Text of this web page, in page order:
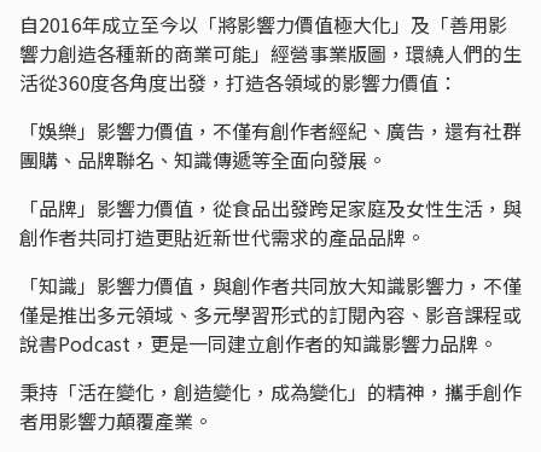
自2016年成立至今以「將影響力價值極大化」及「善用影
響力創造各種新的商業可能」經營事業版圖，環繞人們的生
活從360度各角度出發，打造各領域的影響力價值：
「娛樂」影響力價值，不僅有創作者經紀、廣告，還有社群
團購、品牌聯名、知識傳遞等全面向發展。
「品牌」影響力價值，從食品出發跨足家庭及女性生活，與
創作者共同打造更貼近新世代需求的產品品牌。
「知識」影響力價值，與創作者共同放大知識影響力，不僅
僅是推出多元領域、多元學習形式的訂閱內容、影音課程或
說書Podcast，更是一同建立創作者的知識影響力品牌。
秉持「活在變化，創造變化，成為變化」的精神，攜手創作
者用影響力顛覆產業。